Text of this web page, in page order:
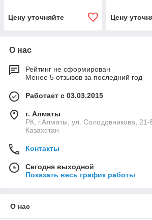
Цену уточняйте
Цену
О нас
Рейтинг не сформирован
Менее 5 отзывов за последний год
Работает с 03.03.2015
г. Алматы
РК, г.Алматы, ул. Солодовникова,
Казахстан
Контакты
Сегодня выходной
Показать весь график работы
О нас